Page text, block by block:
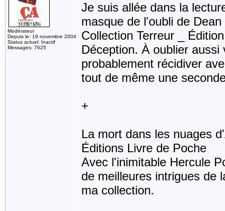
Modérateur
Depuis le: 19 novembre 2004
Status actuel: Inactif
Messages: 7625
Je suis allée dans la
masque de l'oubli de
Collection Terreur _
Déception. À oublier
probablement récidiver
tout de même une
+
La mort dans les nuages
Éditions Livre de Poche
Avec l'inimitable Hercule
de meilleures intrigues de
ma collection.